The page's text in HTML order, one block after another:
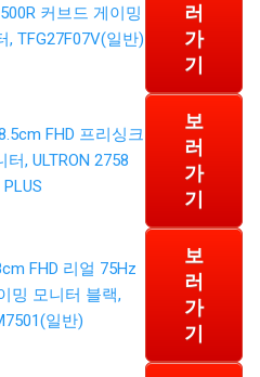
커브드 게이밍
, TFG27F07V(일반)
러
가
기
FHD 프리싱크
, ULTRON 2758
PLUS
보
러
가
기
FHD 리얼 75Hz
밍 모니터 블랙,
일반)
보
러
가
기